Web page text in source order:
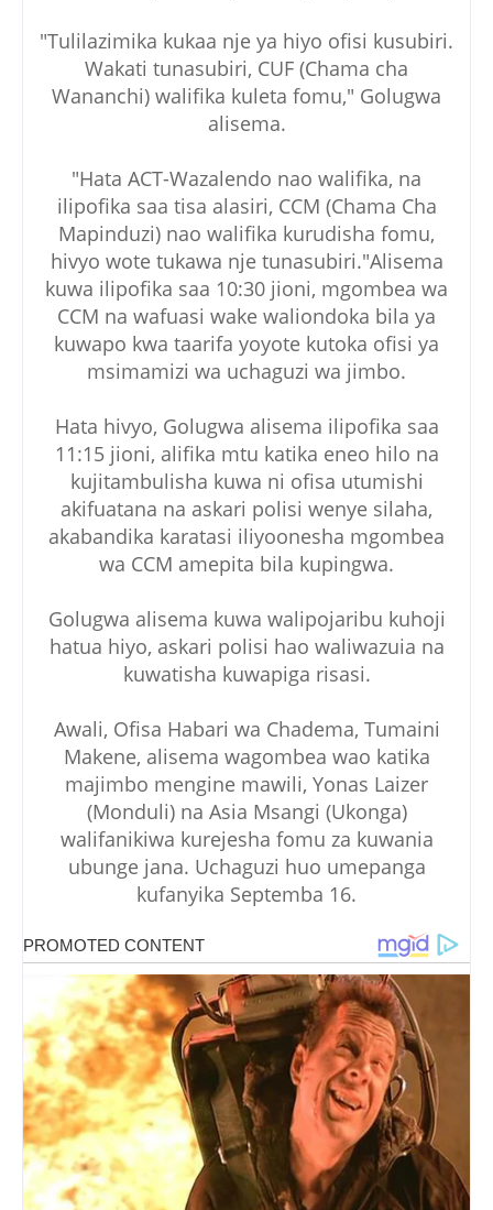
"Tulilazimika kukaa nje ya hiyo ofisi kusubiri.
Wakati tunasubiri, CUF (Chama cha
Wananchi) walifika kuleta fomu," Golugwa
alisema.
"Hata ACT-Wazalendo nao walifika, na
ilipofika saa tisa alasiri, CCM (Chama Cha
Mapinduzi) nao walifika kurudisha fomu,
hivyo wote tukawa nje tunasubiri."Alisema
kuwa ilipofika saa 10:30 jioni, mgombea wa
CCM na wafuasi wake waliondoka bila ya
kuwapo kwa taarifa yoyote kutoka ofisi ya
msimamizi wa uchaguzi wa jimbo.
Hata hivyo, Golugwa alisema ilipofika saa
11:15 jioni, alifika mtu katika eneo hilo na
kujitambulisha kuwa ni ofisa utumishi
akifuatana na askari polisi wenye silaha,
akabandika karatasi iliyoonesha mgombea
wa CCM amepita bila kupingwa.
Golugwa alisema kuwa walipojaribu kuhoji
hatua hiyo, askari polisi hao waliwazuia na
kuwatisha kuwapiga risasi.
Awali, Ofisa Habari wa Chadema, Tumaini
Makene, alisema wagombea wao katika
majimbo mengine mawili, Yonas Laizer
(Monduli) na Asia Msangi (Ukonga)
walifanikiwa kurejesha fomu za kuwania
ubunge jana. Uchaguzi huo umepanga
kufanyika Septemba 16.